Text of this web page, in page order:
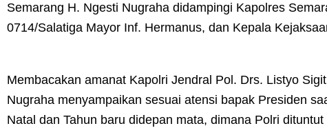
Semarang H. Ngesti Nugraha didampingi Kapolres
0714/Salatiga Mayor Inf. Hermanus, dan Kepala
Membacakan amanat Kapolri Jendral Pol. Drs. Listyo
Nugraha menyampaikan sesuai atensi bapak Presiden
Natal dan Tahun baru didepan mata, dimana Polri